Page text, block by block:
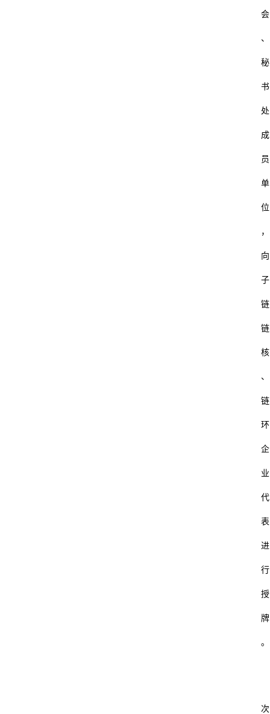
会
、
秘
书
处
成
员
单
位
，
向
子
链
链
核
、
链
环
企
业
代
表
进
行
授
牌
。
次